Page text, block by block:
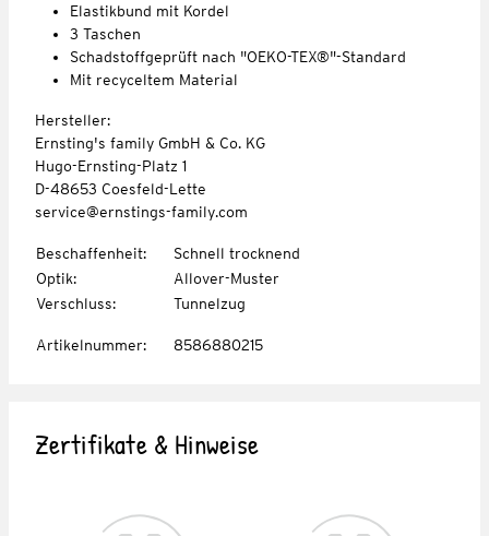
Elastikbund mit Kordel
3 Taschen
Schadstoffgeprüft nach "OEKO-TEX®"-Standard
Mit recyceltem Material
Hersteller:
Ernsting's family GmbH & Co. KG
Hugo-Ernsting-Platz 1
D-48653 Coesfeld-Lette
service@ernstings-family.com
Beschaffenheit:
Schnell trocknend
Optik:
Allover-Muster
Verschluss: Tunnelzug
Artikelnummer: 8586880215
Zertifikate & Hinweise